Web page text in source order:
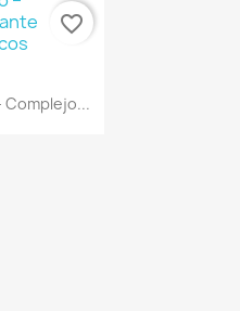
Complejo...
favorite_border